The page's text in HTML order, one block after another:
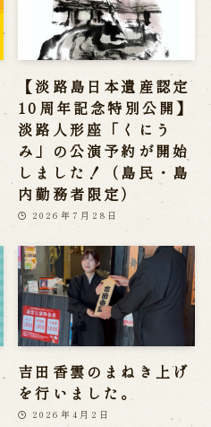
【淡路島日本遺産認定
10周年記念特別公開】
淡路人形座「くにう
み」の公演予約が開始
しました！（島民・島
内勤務者限定）
2026年7月28日
吉田香雲のまねき上げ
を行いました。
2026年4月2日